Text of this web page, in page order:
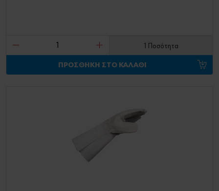
1 Ποσότητα
ΠΡΟΣΘΗΚΗ ΣΤΟ ΚΑΛΑΘΙ